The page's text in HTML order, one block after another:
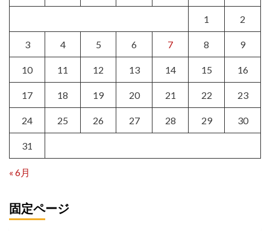
1 2
3 4 5 6 7 8 9
10 11 12 13 14 15 16
17 18 19 20 21 22 23
24 25 26 27 28 29 30
31
« 6月
固定ページ